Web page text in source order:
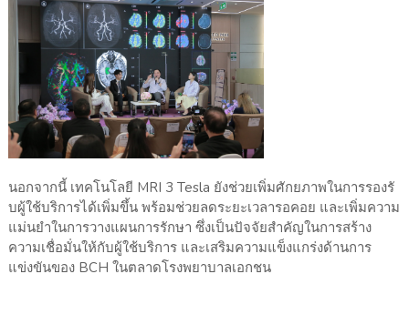
นอกจากนี้ เทคโนโลยี MRI 3 Tesla ยังช่วยเพิ่มศักยภาพในการรองรั
บผู้ใช้บริการได้เพิ่มขึ้น พร้อมช่วยลดระยะเวลารอคอย และเพิ่มความ
แม่นยำในการวางแผนการรักษา ซึ่งเป็นปัจจัยสำคัญในการสร้าง
ความเชื่อมั่นให้กับผู้ใช้บริการ และเสริมความแข็งแกร่งด้านการ
แข่งขันของ BCH ในตลาดโรงพยาบาลเอกชน